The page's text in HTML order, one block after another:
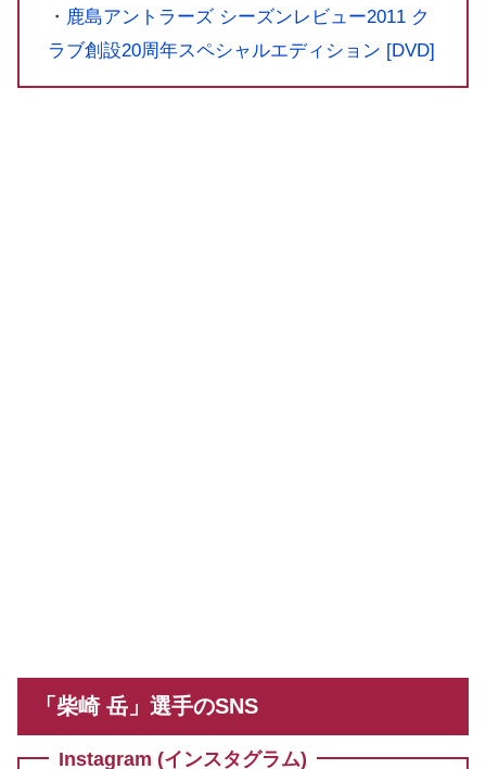
・ 鹿島アントラーズ シーズンレビュー2011 ク
ラブ創設20周年スペシャルエディション [DVD]
「柴崎 岳」選手のSNS
Instagram (インスタグラム)